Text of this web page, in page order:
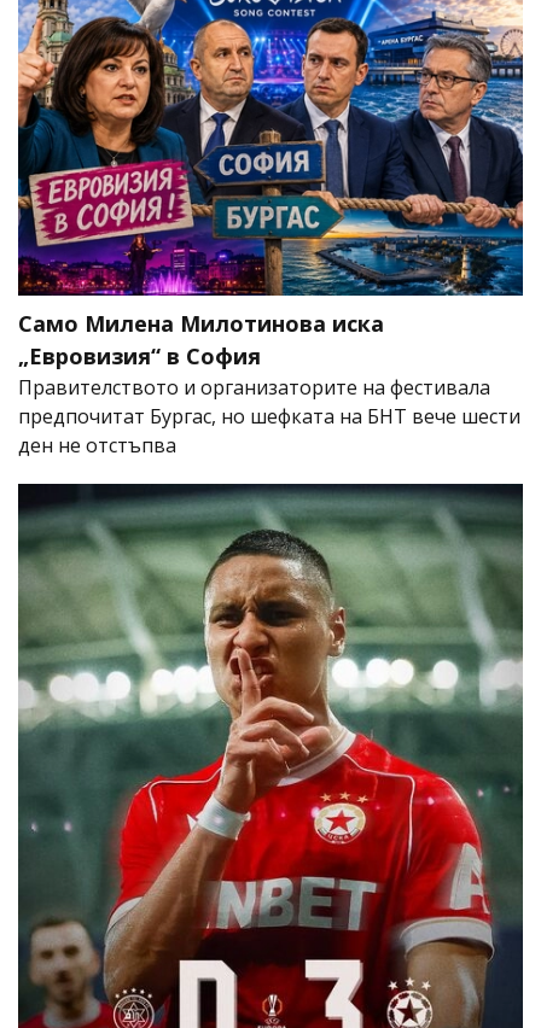
Само Милена Милотинова иска
„Евровизия“ в София
Правителството и организаторите на фестивала
предпочитат Бургас, но шефката на БНТ вече шести
ден не отстъпва